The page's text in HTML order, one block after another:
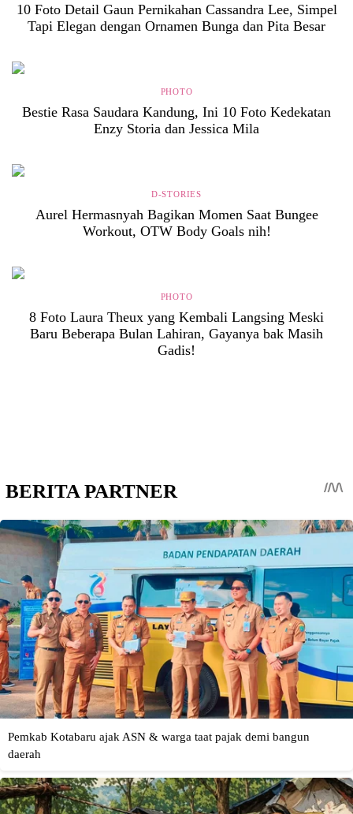
10 Foto Detail Gaun Pernikahan Cassandra Lee, Simpel
Tapi Elegan dengan Ornamen Bunga dan Pita Besar
PHOTO
Bestie Rasa Saudara Kandung, Ini 10 Foto Kedekatan
Enzy Storia dan Jessica Mila
D-STORIES
Aurel Hermasnyah Bagikan Momen Saat Bungee
Workout, OTW Body Goals nih!
PHOTO
8 Foto Laura Theux yang Kembali Langsing Meski
Baru Beberapa Bulan Lahiran, Gayanya bak Masih
Gadis!